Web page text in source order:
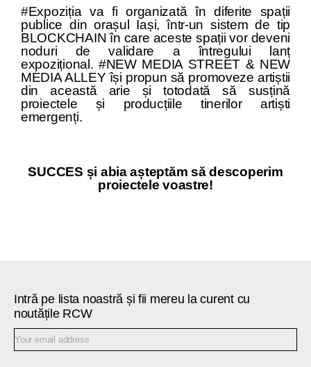
#Expoziția va fi organizată în diferite spații
publice din orașul Iași, într-un sistem de tip
BLOCKCHAIN în care aceste spații vor deveni
noduri de validare a întregului lanț
expozițional. #NEW MEDIA STREET & NEW
MEDIA ALLEY își propun să promoveze artiștii
din această arie și totodată să susțină
proiectele și producțiile tinerilor artiști
emergenți.
SUCCES și abia așteptăm să descoperim
proiectele voastre!
Intră pe lista noastră și fii mereu la curent cu
noutățile RCW